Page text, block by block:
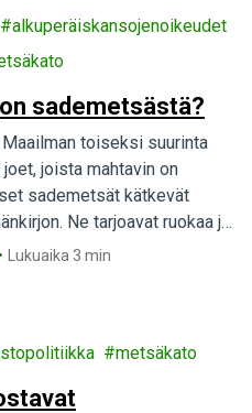
alkuperäiskansojenoikeudet
sademetsästä?
toiseksi suurinta
joista mahtavin on
sademetsät kätkevät
Ne tarjoavat ruokaa ja
Lukuaika 3 min
metsäkato